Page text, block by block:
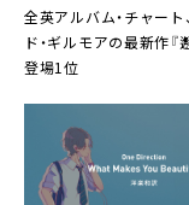
全英アルバム・チャート
ド・ギルモアの最新作『
登場1位